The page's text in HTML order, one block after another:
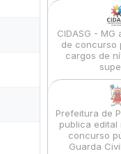
CIDASG - MG
de concurso
cargos de
Prefeitura de
publica
concurso
Guarda